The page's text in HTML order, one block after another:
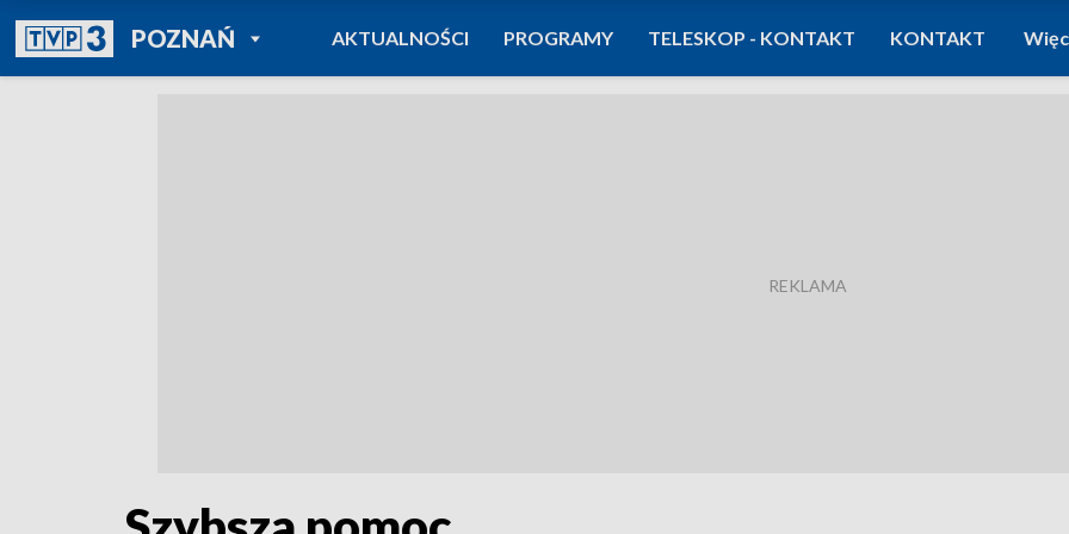
POZNAŃPOWRÓT DO
TVP REGIONY
AKTUALNOŚCI PROGRAMY TELESKOP - KONTAKT KONTAKT